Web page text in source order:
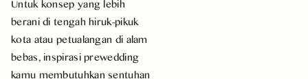
Untuk konsep yang lebih
berani di tengah hiruk-pikuk
kota atau petualangan di alam
bebas, inspirasi prewedding
kamu membutuhkan sentuhan